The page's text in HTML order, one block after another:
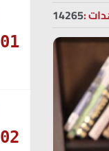
:
14265
01
02